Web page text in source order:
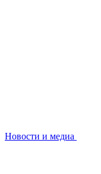
Новости и медиа